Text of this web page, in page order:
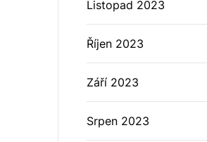
Listopad 2023
Říjen 2023
Září 2023
Srpen 2023